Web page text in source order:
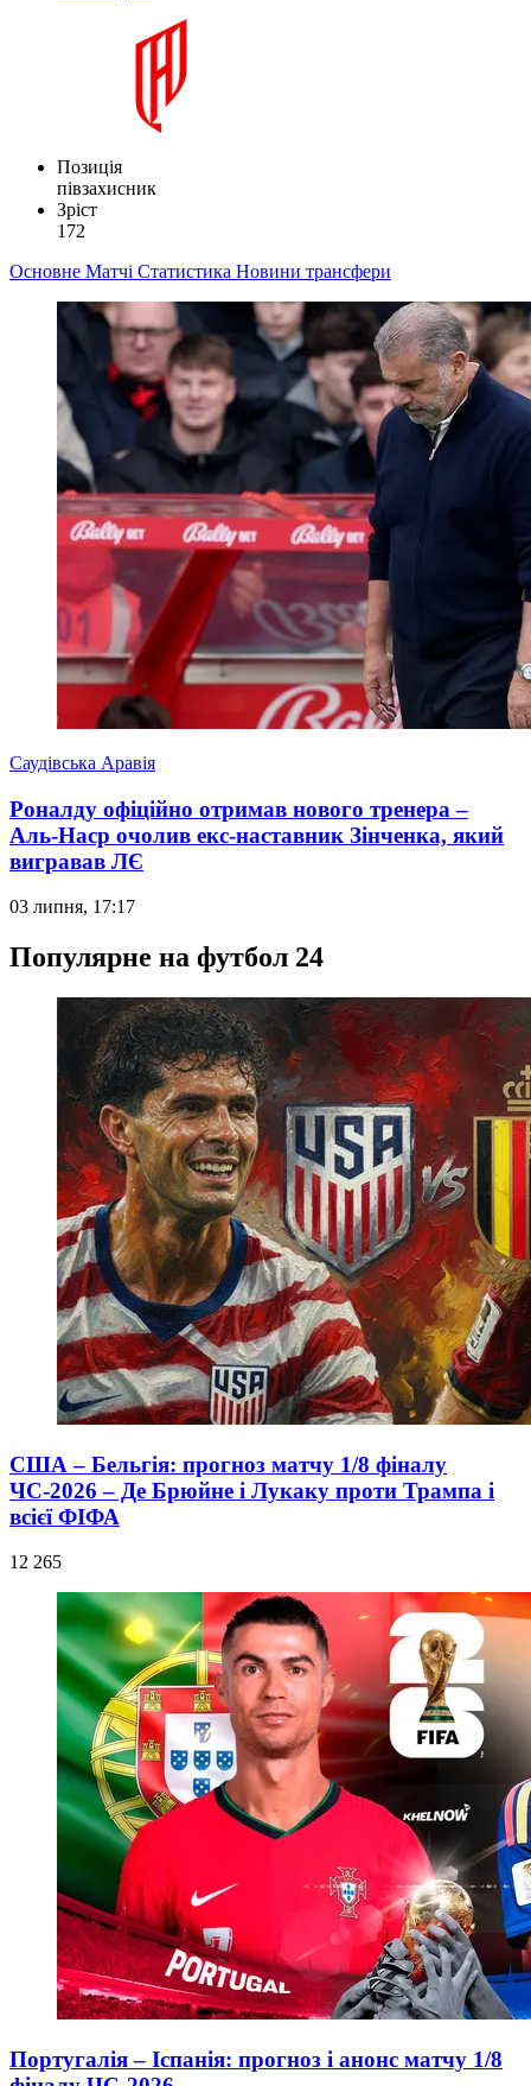
Позиція
півзахисник
Зріст
172
Основне Матчі Статистика Новини трансфери
Саудівська Аравія
Роналду офіційно отримав нового тренера –
Аль-Наср очолив екс-наставник Зінченка, який
вигравав ЛЄ
03 липня, 17:17
Популярне на футбол 24
США – Бельгія: прогноз матчу 1/8 фіналу
ЧС-2026 – Де Брюйне і Лукаку проти Трампа і
всієї ФІФА
12 265
Португалія – Іспанія: прогноз і анонс матчу 1/8